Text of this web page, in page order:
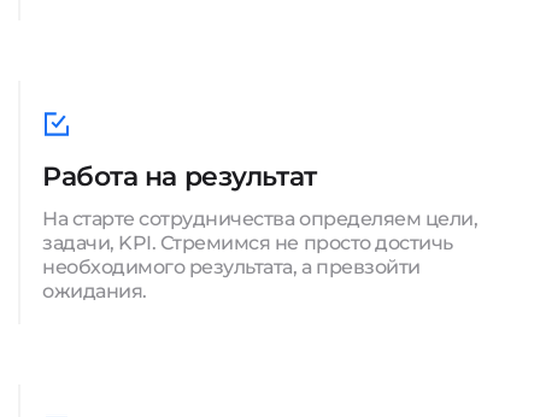
Работа на результат
На старте сотрудничества определяем цели,
задачи, KPI. Стремимся не просто достичь
необходимого результата, а превзойти
ожидания.